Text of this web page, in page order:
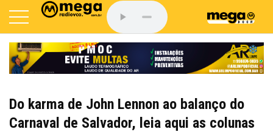
Do karma de John Lennon ao balanço do
Carnaval de Salvador, leia aqui as colunas